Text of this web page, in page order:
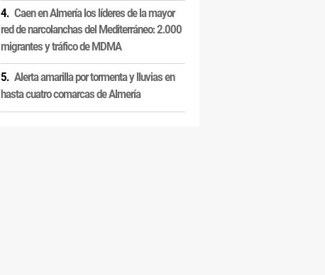
Caen en Almería los líderes de la mayor
red de narcolanchas del Mediterráneo: 2.000
migrantes y tráfico de MDMA
Alerta amarilla por tormenta y lluvias en
hasta cuatro comarcas de Almería